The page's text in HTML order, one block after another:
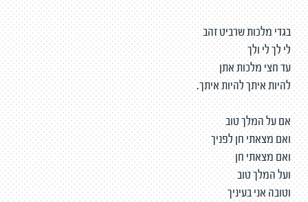
בגדי מלכות שרביט זהב
לי לך לי ולך
עד חצי מלכות אתן
להיות איתך להיות איתך.
אם על המלך טוב
ואם מצאתי חן לפניך
ואם מצאתי חן
ועל המלך טוב
וטובה אני בעיניך